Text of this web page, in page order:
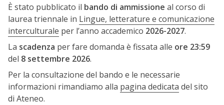
È stato pubblicato il bando di ammissione al corso di
laurea triennale in Lingue, letterature e comunicazione
interculturale per l’anno accademico 2026-2027.
La scadenza per fare domanda è fissata alle ore 23:59
del 8 settembre 2026.
Per la consultazione del bando e le necessarie
informazioni rimandiamo alla pagina dedicata del sito
di Ateneo.